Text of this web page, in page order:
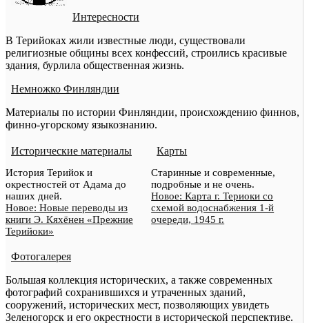
Интересности
В Терийоках жили известные люди, существовали
религиозные общины всех конфессий, строились красивые
здания, бурлила общественная жизнь.
Немножко Финляндии
Материалы по истории Финляндии, происхождению финнов,
финно-угорскому языкознанию.
Исторические материалы
История Терийок и
окрестностей от Адама до
наших дней.
Новое: Новые переводы из
книги Э. Кяхёнен «Прежние
Терийоки»
Карты
Старинные и современные,
подробные и не очень.
Новое: Карта г. Териоки со
схемой водоснабжения 1-й
очереди, 1945 г.
Фотогалерея
Большая коллекция исторических, а также современных
фотографий сохранившихся и утраченных зданий,
сооружений, исторических мест, позволяющих увидеть
Зеленогорск и его окрестности в исторической перспективе.